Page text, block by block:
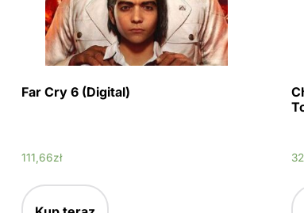
Far Cry 6 (Digital)
111,66zł